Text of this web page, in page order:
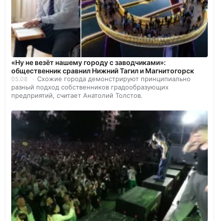
«Ну не везёт нашему городу с заводчиками»:
общественник сравнил Нижний Тагил и Магнитогорск
05.08
Схожие города демонстрируют принципиально
разный подход собственников градообразующих
предприятий, считает Анатолий Толстов.